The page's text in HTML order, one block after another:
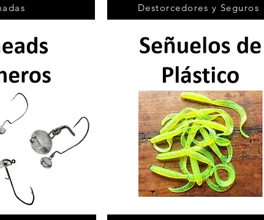
Destorcedores y Seguros